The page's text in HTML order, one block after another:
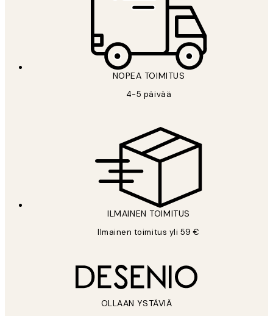
NOPEA TOIMITUS
4-5 päivää
ILMAINEN TOIMITUS
Ilmainen toimitus yli 59 €
OLLAAN YSTÄVIÄ